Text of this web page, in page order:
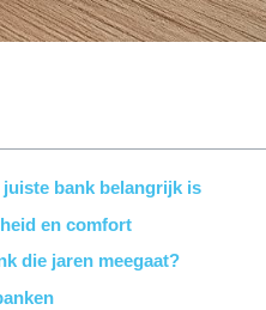
juiste bank belangrijk is
en comfort
die jaren meegaat?